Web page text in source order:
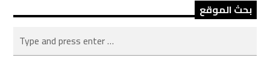
بحث الموقع